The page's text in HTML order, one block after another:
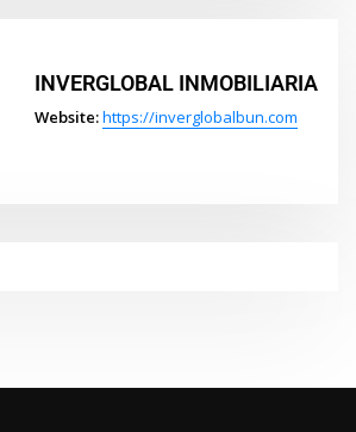
INVERGLOBAL INMOBILIARIA
Website:https://inverglobalbun.com